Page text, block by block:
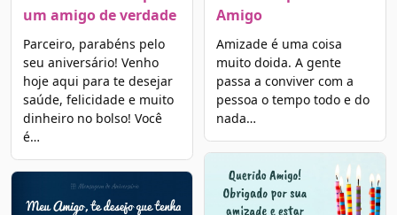
um amigo de verdade
Parceiro, parabéns pelo
seu aniversário! Venho
hoje aqui para te desejar
saúde, felicidade e muito
dinheiro no bolso! Você
é…
Amigo
Amizade é uma coisa
muito doida. A gente
passa a conviver com a
pessoa o tempo todo e do
nada…